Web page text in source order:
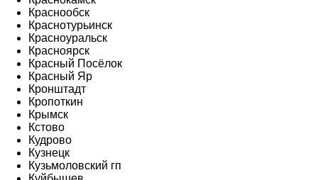
Краснообск
Краснотурьинск
Красноуральск
Красноярск
Красный Посёлок
Красный Яр
Кронштадт
Кропоткин
Крымск
Кстово
Кудрово
Кузнецк
Кузьмоловский гп